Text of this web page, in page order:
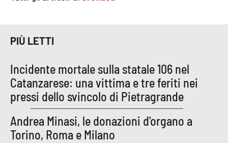
PIÙ LETTI
Incidente mortale sulla statale 106 nel
Catanzarese: una vittima e tre feriti nei
pressi dello svincolo di Pietragrande
Andrea Minasi, le donazioni d'organo a
Torino, Roma e Milano